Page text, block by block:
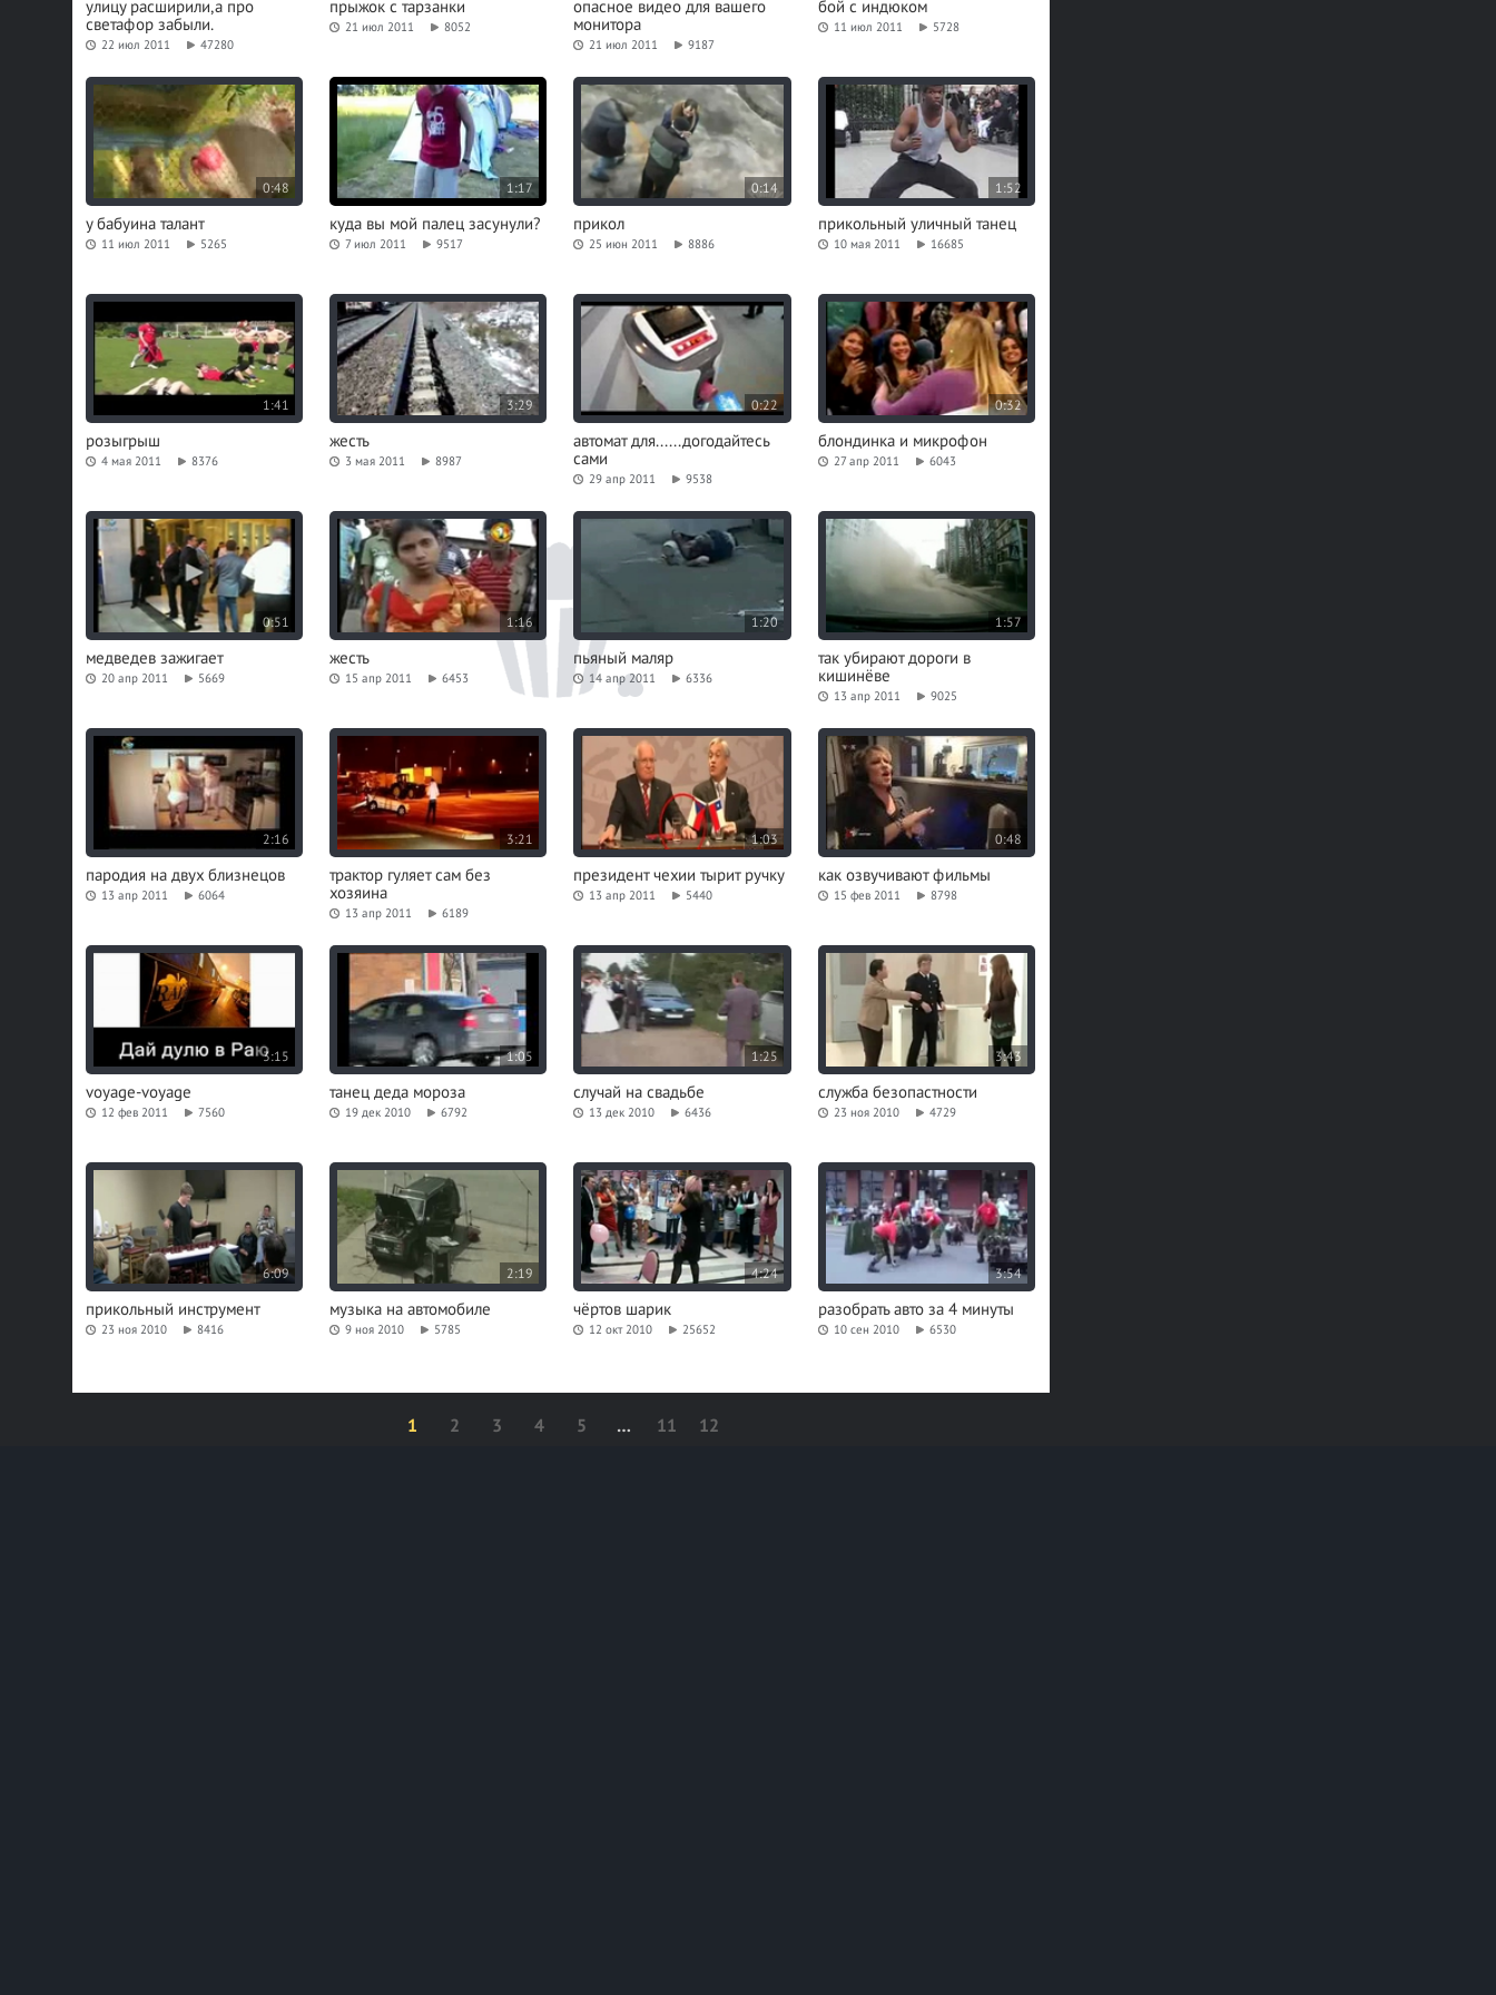
улицу расширили,а про
светафор забыли.
22 июл 2011 47280
прыжок с тарзанки
21 июл 2011 8052
опасное видео для вашего
монитора
21 июл 2011 9187
бой с индюком
11 июл 2011 5728
0:48
у бабуина талант
11 июл 2011 5265
1:17
куда вы мой палец засунули?
7 июл 2011 9517
0:14
прикол
25 июн 2011 8886
1:52
прикольный уличный танец
10 мая 2011 16685
1:41
розыгрыш
4 мая 2011 8376
3:29
жесть
3 мая 2011 8987
0:22
автомат для......догодайтесь
сами
29 апр 2011 9538
0:32
блондинка и микрофон
27 апр 2011 6043
0:51
медведев зажигает
20 апр 2011 5669
1:16
жесть
15 апр 2011 6453
1:20
пьяный маляр
14 апр 2011 6336
1:57
так убирают дороги в
кишинёве
13 апр 2011 9025
2:16
пародия на двух близнецов
13 апр 2011 6064
3:21
трактор гуляет сам без
хозяина
13 апр 2011 6189
1:03
президент чехии тырит ручку
13 апр 2011 5440
0:48
как озвучивают фильмы
15 фев 2011 8798
3:15
voyage-voyage
12 фев 2011 7560
1:05
танец деда мороза
19 дек 2010 6792
1:25
случай на свадьбе
13 дек 2010 6436
3:43
служба безопастности
23 ноя 2010 4729
6:09
прикольный инструмент
23 ноя 2010 8416
2:19
музыка на автомобиле
9 ноя 2010 5785
4:24
чёртов шарик
12 окт 2010 25652
3:54
разобрать авто за 4 минуты
10 сен 2010 6530
1 2 3 4 5 … 11 12